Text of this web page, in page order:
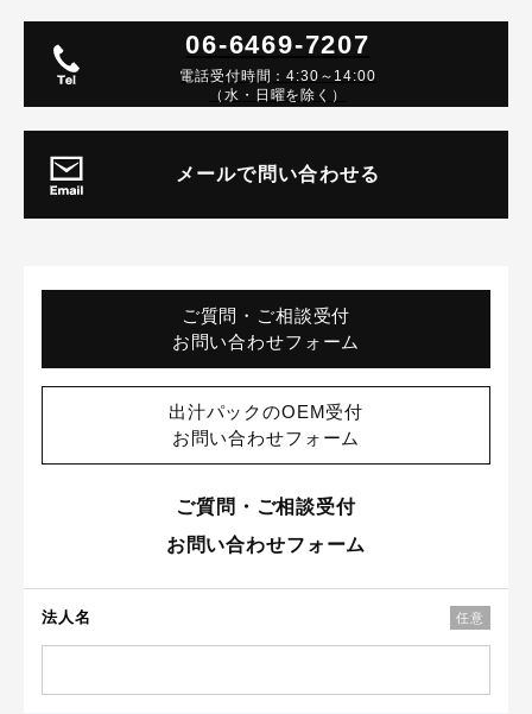
06-6469-7207
電話受付時間：4:30～14:00
（水・日曜を除く）
メールで問い合わせる
ご質問・ご相談受付
お問い合わせフォーム
出汁パックのOEM受付
お問い合わせフォーム
ご質問・ご相談受付
お問い合わせフォーム
法人名 任意